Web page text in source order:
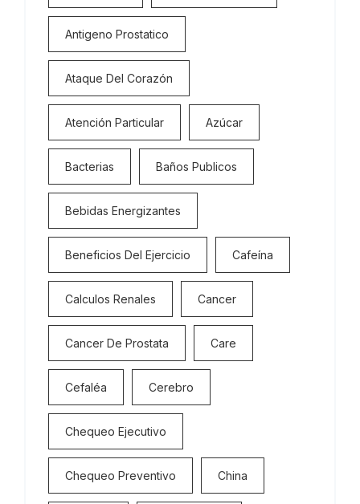
Antigeno Prostatico
Ataque Del Corazón
Atención Particular Azúcar
Bacterias Baños Publicos
Bebidas Energizantes
Beneficios Del Ejercicio Cafeína
Calculos Renales Cancer
Cancer De Prostata Care
Cefaléa Cerebro
Chequeo Ejecutivo
Chequeo Preventivo China